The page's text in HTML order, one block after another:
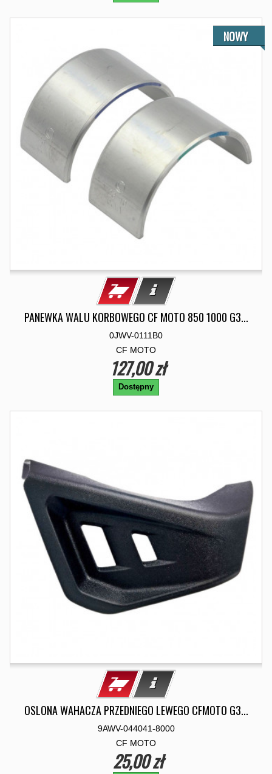
NOWY
PANEWKA WALU KORBOWEGO CF MOTO 850 1000 G3...
0JWV-0111B0
CF MOTO
127,00 zł
Dostępny
OSLONA WAHACZA PRZEDNIEGO LEWEGO CFMOTO G3...
9AWV-044041-8000
CF MOTO
25,00 zł